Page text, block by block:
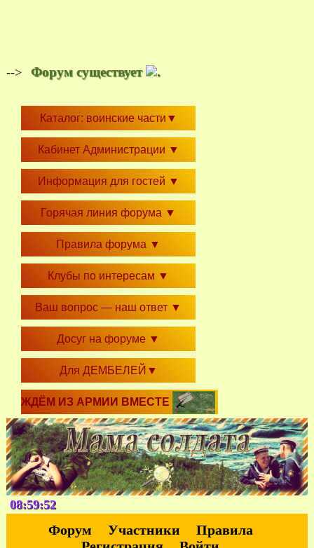
--> Форум существует .
Каталог: воинские части ▼
Кабинет Администрации ▼
Информация для гостей ▼
Горячая линия форума ▼
Правила форума ▼
Клубы по интересам ▼
Ваш вопрос — наш ответ ▼
Досуг на форуме ▼
Для ДЕМБЕЛЕЙ ▼
ЖДЁМ ИЗ АРМИИ ВМЕСТЕ
08:59:53
Форум Участники
Правила